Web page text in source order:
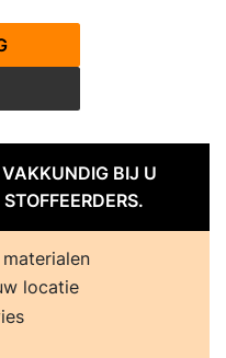
BIJ U
locatie